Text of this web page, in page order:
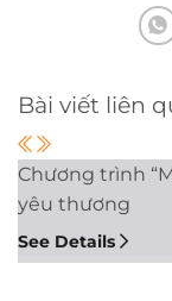
Bài viết liên
Chương trình
yêu thương
See Details